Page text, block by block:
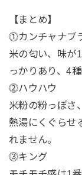
【まとめ】
⓵カンチャナブ
米の匂い、味が
っかりあり、4
⓶ハウハウ
米粉の粉っぽさ
熱湯にくぐらせ
れません。
⓷キング